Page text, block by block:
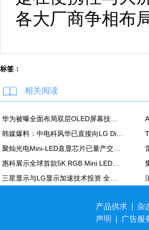
各大厂商争相布
标签：
相关阅读
产品供求 杂
声明
广告服